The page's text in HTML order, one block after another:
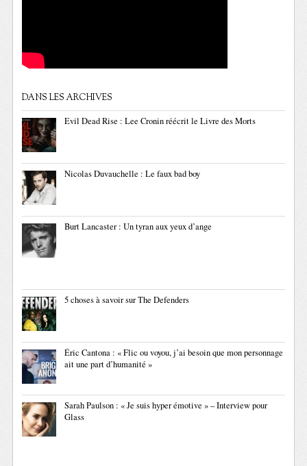
DANS LES ARCHIVES
Evil Dead Rise : Lee Cronin réécrit le Livre des Morts
Nicolas Duvauchelle : Le faux bad boy
Burt Lancaster : Un tyran aux yeux d’ange
5 choses à savoir sur The Defenders
Éric Cantona : « Flic ou voyou, j’ai besoin que mon personnage
ait une part d’humanité »
Sarah Paulson : « Je suis hyper émotive » – Interview pour
Glass